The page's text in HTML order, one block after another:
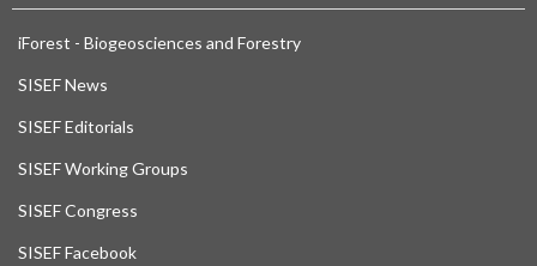
iForest - Biogeosciences and Forestry
SISEF News
SISEF Editorials
SISEF Working Groups
SISEF Congress
SISEF Facebook